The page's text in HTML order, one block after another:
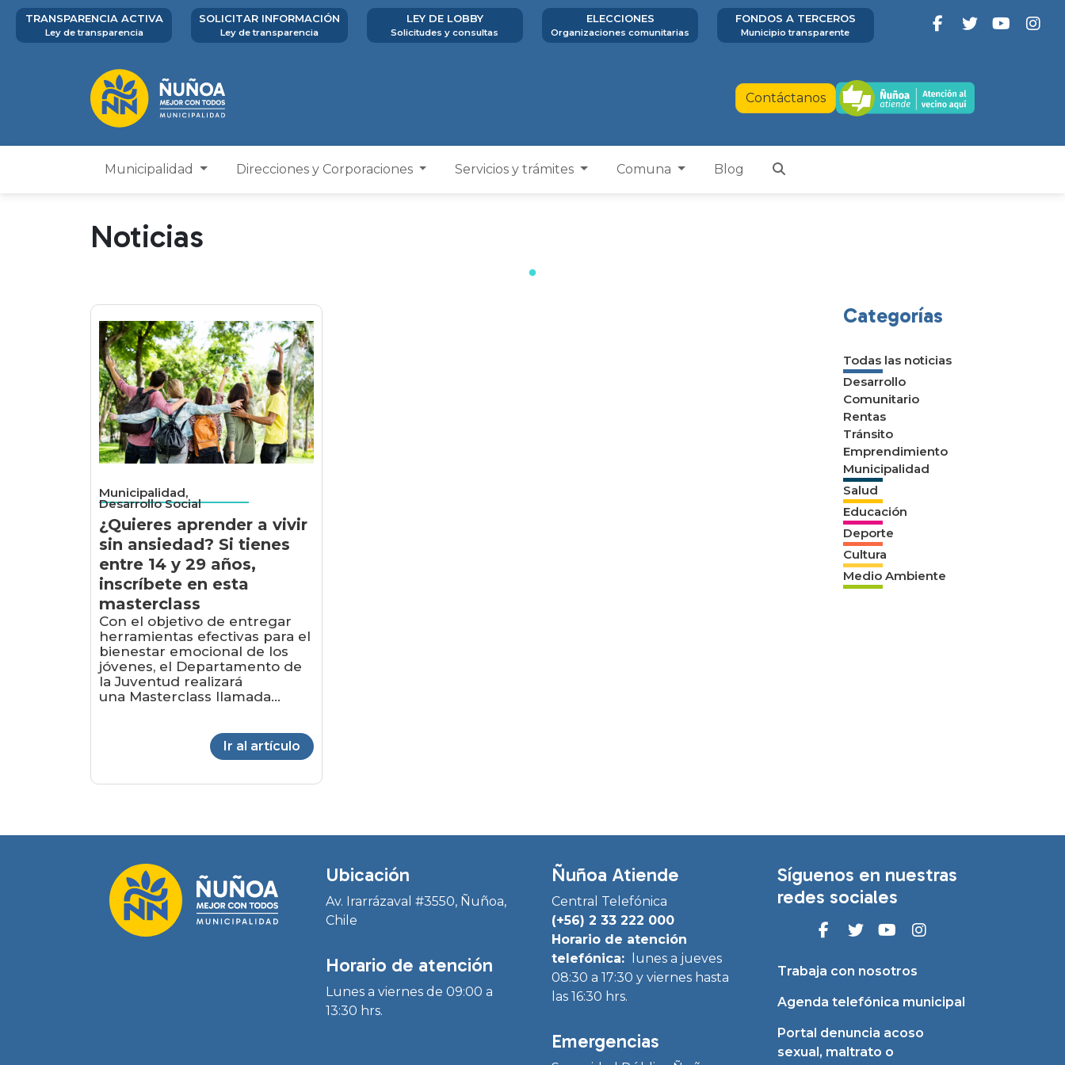
TRANSPARENCIA ACTIVA
Ley de transparencia
SOLICITAR INFORMACIÓN
Ley de transparencia
LEY DE LOBBY
Solicitudes y consultas
ELECCIONES
Organizaciones comunitarias
FONDOS A TERCEROS
Municipio transparente
Contáctanos
Municipalidad Direcciones y Corporaciones Servicios y trámites Comuna Blog
Noticias
Municipalidad,
Desarrollo Social
¿Quieres aprender a vivir
sin ansiedad? Si tienes
entre 14 y 29 años,
inscríbete en esta
masterclass
Con el objetivo de entregar
herramientas efectivas para el
bienestar emocional de los
jóvenes, el Departamento de
la Juventud realizará
una Masterclass llamada...
Ir al artículo
Categorías
Todas las noticias
Desarrollo
Comunitario
Rentas
Tránsito
Emprendimiento
Municipalidad
Salud
Educación
Deporte
Cultura
Medio Ambiente
Ubicación
Av. Irarrázaval #3550, Ñuñoa,
Chile
Horario de atención
Lunes a viernes de 09:00 a
13:30 hrs.
Ñuñoa Atiende
Central Telefónica
(+56) 2 33 222 000
Horario de atención
telefónica:
lunes a jueves
08:30 a 17:30 y viernes hasta
las 16:30 hrs.
Emergencias
Síguenos en nuestras
redes sociales
Trabaja con nosotros
Agenda telefónica municipal
Portal denuncia acoso
sexual, maltrato o